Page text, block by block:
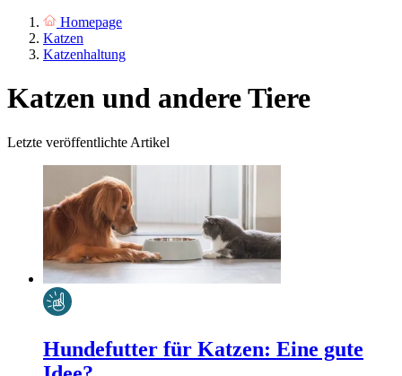
Homepage
Katzen
Katzenhaltung
Katzen und andere Tiere
Letzte veröffentlichte Artikel
Hundefutter für Katzen: Eine gute